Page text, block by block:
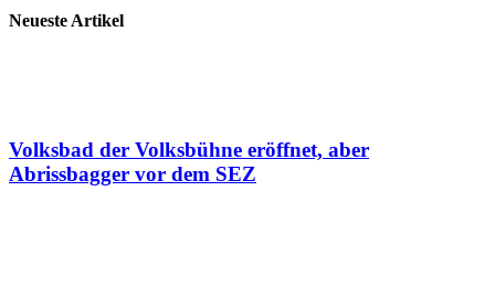
Neueste Artikel
Volksbad der Volksbühne eröffnet, aber
Abrissbagger vor dem SEZ